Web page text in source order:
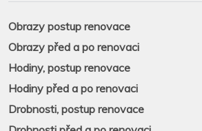
Obrazy postup renovace
Obrazy před a po renovaci
Hodiny, postup renovace
Hodiny před a po renovaci
Drobnosti, postup renovace